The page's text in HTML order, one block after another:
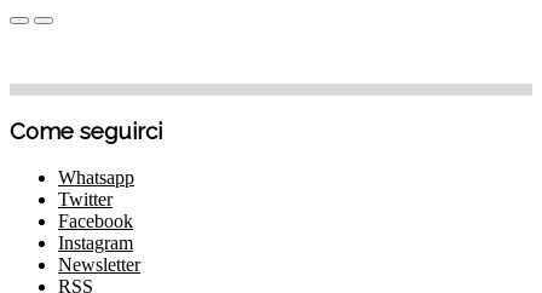
Come seguirci
Whatsapp
Twitter
Facebook
Instagram
Newsletter
RSS